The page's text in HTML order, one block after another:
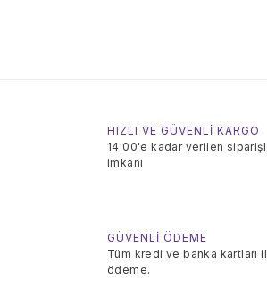
HIZLI VE GÜVENLİ KARGO
14:00'e kadar verilen
imkanı
GÜVENLİ ÖDEME
Tüm kredi ve banka kartları
ödeme.